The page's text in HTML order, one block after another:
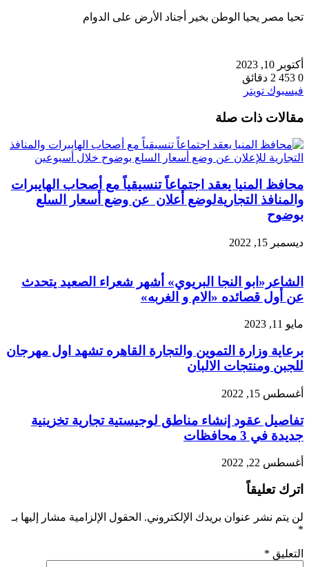
تحيا مصر يحيا الوطن بخير أجناد الأرض على الدوام
أكتوبر 10, 2023
0
2 دقائق
فيسبوك تويتر
البريد
مقالات ذات صلة
محافظ المنيا يعقد اجتماعاً تنسيقياً مع أصحاب الهايبرات
والمنافذ التجاريةلوضع أعلان عن وضع أسعار السلع
بوضوح
ديسمبر 15, 2022
الشاعر«ابو النجا البريوي» أشهر شعراء الصعيد يتحدث
عن أول قصائده «الام و الغربه»
مايو 11, 2023
برعاية وزارة التموين والتجارة القاهره تشهد اول مهرجان
للجبن ومنتجات الالبان
أغسطس 15, 2022
تفاصيل عقود إنشاء مناطق لوجيستية تجارية تخزينية
جديدة في 3 محافظات
أغسطس 22, 2022
اترك تعليقاً
لن يتم نشر عنوان بريدك الإلكتروني. الحقول الإلزامية مشار إليها بـ
*
التعليق *